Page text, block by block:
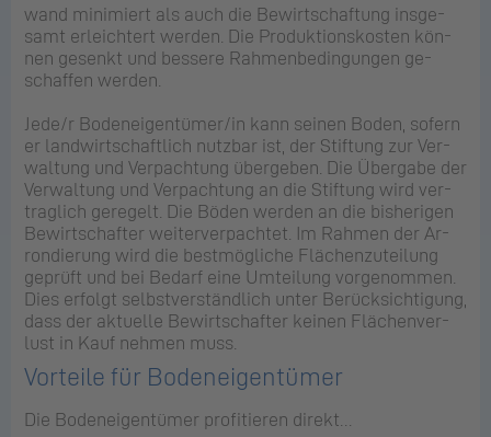
wand mi­ni­miert als auch die Be­wirt­schaf­tung ins­ge­
samt er­leich­tert wer­den. Die Pro­duk­ti­ons­kos­ten kön­
nen ge­senkt und bes­se­re Rah­men­be­din­gun­gen ge­
schaf­fen wer­den.
Jede/r Bo­den­ei­gen­tü­mer/in kann sei­nen Boden, so­fern
er land­wirt­schaft­lich nutz­bar ist, der Stif­tung zur Ver­
wal­tung und Ver­pach­tung über­ge­ben. Die Über­ga­be der
Ver­wal­tung und Ver­pach­tung an die Stif­tung wird ver­
trag­lich ge­re­gelt. Die Böden wer­den an die bis­he­ri­gen
Be­wirt­schaf­ter wei­ter­ver­pach­tet. Im Rah­men der Ar­
ron­die­rung wird die best­mög­li­che Flä­chen­zu­tei­lung
ge­prüft und bei Be­darf eine Um­tei­lung vor­ge­nom­men.
Dies er­folgt selbst­ver­ständ­lich unter Be­rück­sich­ti­gung,
dass der ak­tu­el­le Be­wirt­schaf­ter kei­nen Flä­chen­ver­
lust in Kauf neh­men muss.
Vor­tei­le für Bo­den­ei­gen­tü­mer
Die Bo­den­ei­gen­tü­mer pro­fi­tie­ren di­rekt…